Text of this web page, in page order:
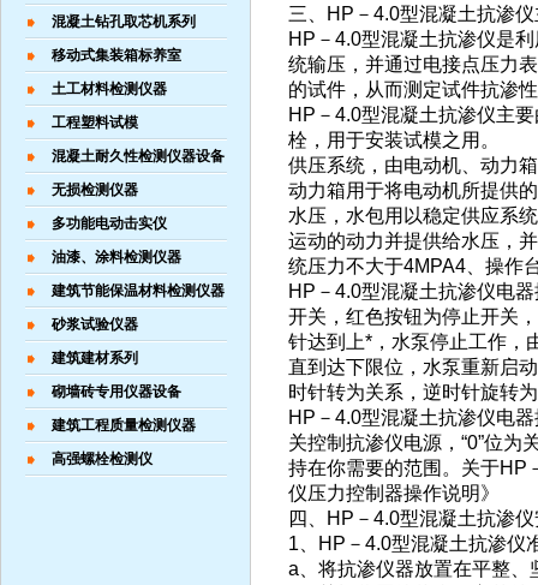
混凝土钻孔取芯机系列
移动式集装箱标养室
土工材料检测仪器
工程塑料试模
混凝土耐久性检测仪器设备
无损检测仪器
多功能电动击实仪
油漆、涂料检测仪器
建筑节能保温材料检测仪器
砂浆试验仪器
建筑建材系列
砌墙砖专用仪器设备
建筑工程质量检测仪器
高强螺栓检测仪
三、HP－4.0型混凝土抗渗
HP－4.0型混凝土抗渗仪是
统输压，并通过电接点压力
的试件，从而测定试件抗渗
HP－4.0型混凝土抗渗仪主
栓，用于安装试模之用。
供压系统，由电动机、动力
动力箱用于将电动机所提供
水压，水包用以稳定供应系
运动的动力并提供给水压，
统压力不大于4MPA4、操作
HP－4.0型混凝土抗渗仪电
开关，红色按钮为停止开关
针达到上*，水泵停止工作，
直到达下限位，水泵重新启
时针转为关系，逆时针旋转
HP－4.0型混凝土抗渗仪电
关控制抗渗仪电源，“0”位为
持在你需要的范围。关于HP
仪压力控制器操作说明》
四、HP－4.0型混凝土抗渗
1、HP－4.0型混凝土抗渗仪
a、将抗渗仪器放置在平整、